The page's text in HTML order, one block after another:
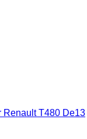
Renault T480 De13